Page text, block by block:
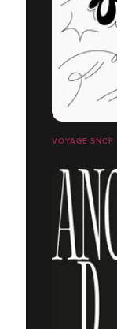
VOYAGE SNCF